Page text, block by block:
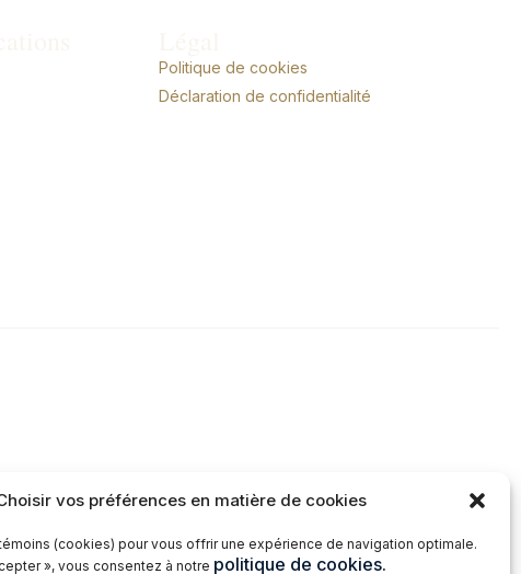
vos préférences en matière de cookies
(cookies) pour vous offrir une expérience de navigation optimale.
», vous consentez à notre politique de cookies.
Politique de cookies
Déclaration de confidentialité